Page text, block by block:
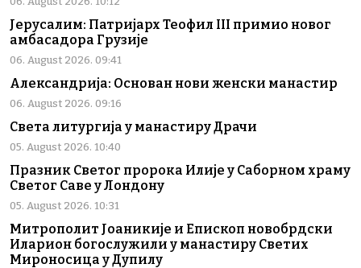
Јерусалим: Патријарх Теофил III примио новог
амбасадора Грузије
06. August 2026. 09:41
Александрија: Основан нови женски манастир
06. August 2026. 09:16
Света литургија у манастиру Драчи
05. August 2026. 10:40
Празник Светог пророка Илије у Саборном храму
Светог Саве у Лондону
05. August 2026. 10:31
Митрополит Јоаникије и Епископ новобрдски
Иларион богослужили у манастиру Светих
Мироносица у Дупилу